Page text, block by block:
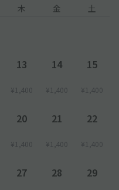
木 金 土
13
¥1,400
14
¥1,400
15
¥1,400
20
¥1,400
21
¥1,400
22
¥1,400
27 28 29